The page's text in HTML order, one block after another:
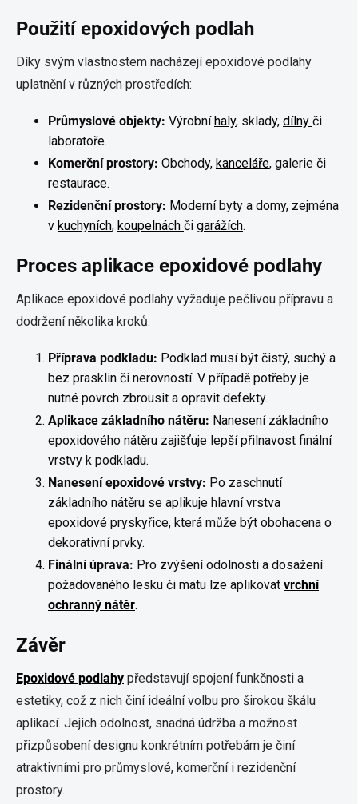
Použití epoxidových podlah
Díky svým vlastnostem nacházejí epoxidové podlahy
uplatnění v různých prostředích:
Průmyslové objekty: Výrobní haly, sklady, dílny či
laboratoře.
Komerční prostory: Obchody, kanceláře, galerie či
restaurace.
Rezidenční prostory: Moderní byty a domy, zejména
v kuchyních, koupelnách či garážích.
Proces aplikace epoxidové podlahy
Aplikace epoxidové podlahy vyžaduje pečlivou přípravu a
dodržení několika kroků:
Příprava podkladu: Podklad musí být čistý, suchý a
bez prasklin či nerovností. V případě potřeby je
nutné povrch zbrousit a opravit defekty.
Aplikace základního nátěru: Nanesení základního
epoxidového nátěru zajišťuje lepší přilnavost finální
vrstvy k podkladu.
Nanesení epoxidové vrstvy: Po zaschnutí
základního nátěru se aplikuje hlavní vrstva
epoxidové pryskyřice, která může být obohacena o
dekorativní prvky.
Finální úprava: Pro zvýšení odolnosti a dosažení
požadovaného lesku či matu lze aplikovat vrchní
ochranný nátěr.
Závěr
Epoxidové podlahy představují spojení funkčnosti a
estetiky, což z nich činí ideální volbu pro širokou škálu
aplikací. Jejich odolnost, snadná údržba a možnost
přizpůsobení designu konkrétním potřebám je činí
atraktivními pro průmyslové, komerční i rezidenční
prostory.